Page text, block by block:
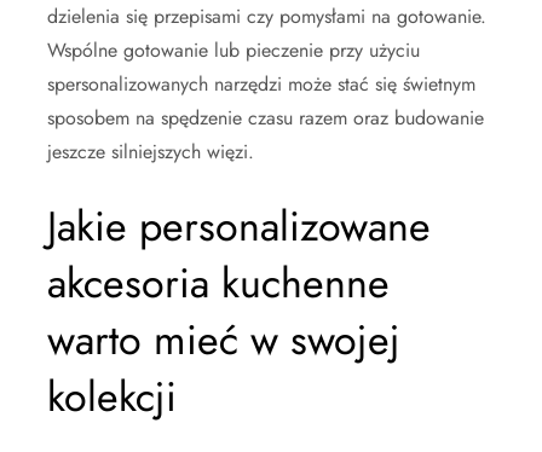
dzielenia się przepisami czy pomysłami na gotowanie.
Wspólne gotowanie lub pieczenie przy użyciu
spersonalizowanych narzędzi może stać się świetnym
sposobem na spędzenie czasu razem oraz budowanie
jeszcze silniejszych więzi.
Jakie personalizowane
akcesoria kuchenne
warto mieć w swojej
kolekcji